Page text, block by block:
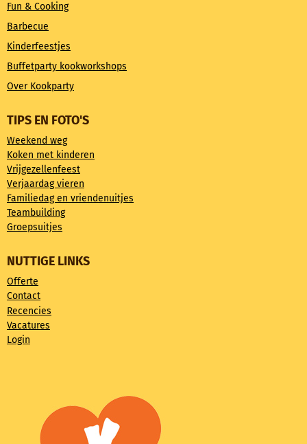
Fun & Cooking
Barbecue
Kinderfeestjes
Buffetparty kookworkshops
Over Kookparty
TIPS EN FOTO'S
Weekend weg
Koken met kinderen
Vrijgezellenfeest
Verjaardag vieren
Familiedag en vriendenuitjes
Teambuilding
Groepsuitjes
NUTTIGE LINKS
Offerte
Contact
Recencies
Vacatures
Login